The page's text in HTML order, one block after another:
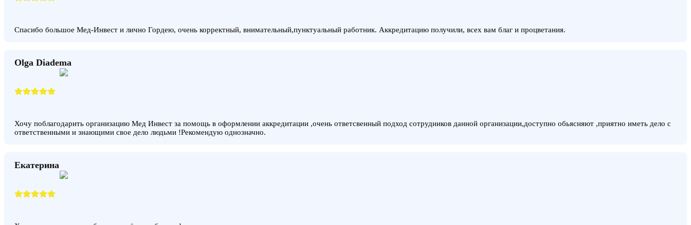
Спасибо большое Мед-Инвест и лично Гордею, очень корректный, внимательный,пунктуальный работник. Аккредитацию получили, всех вам благ и процветания.
Olga Diadema
Хочу поблагодарить организацию Мед Инвест за помощь в оформлении аккредитации ,очень ответсвенный подход сотрудников данной организации,доступно обьясняют ,приятно иметь дело с
ответственными и знающими свое дело людьми !Рекомендую однозначно.
Екатерина